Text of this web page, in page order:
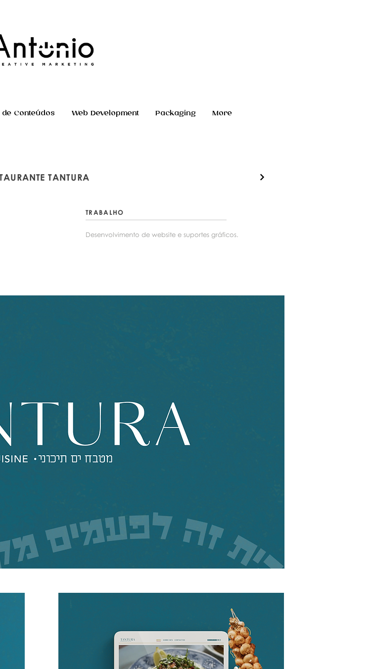
Conteúdos Web Development Packaging More
TANTURA
TRABALHO
Desenvolvimento de website e suportes gráficos.